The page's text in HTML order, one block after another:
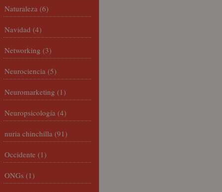
Naturaleza (6)
Navidad (4)
Networking (3)
Neurociencia (5)
Neuromarketing (1)
Neuropsicología (4)
nuria chinchilla (91)
Occidente (1)
ONGs (1)